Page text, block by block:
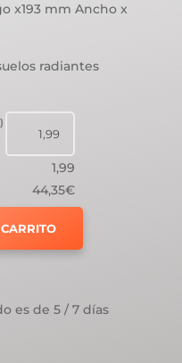
x193 mm Ancho x
radiantes
1,99
44,35€
es de 5 / 7 días